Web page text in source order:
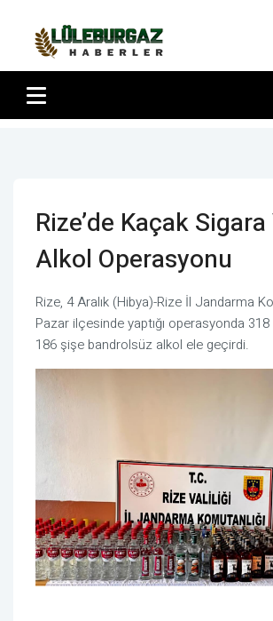
Rize’de Kaçak
Alkol Operasyonu
Rize, 4 Aralık (Hibya)-Rize İl Jandarma
Pazar ilçesinde yaptığı operasyonda
186 şişe bandrolsüz alkol ele geçirdi.